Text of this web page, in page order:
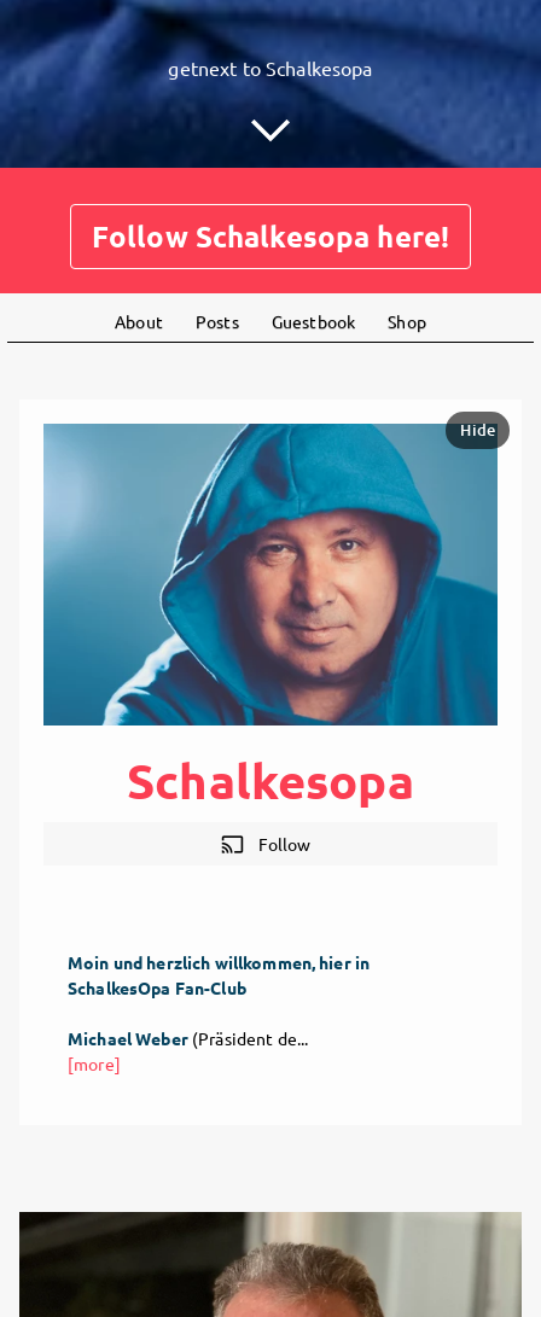
getnext to Schalkesopa
Follow Schalkesopa here!
About Posts Guestbook Shop
Schalkesopa
cast Follow
Moin und herzlich willkommen, hier in
SchalkesOpa Fan-Club
Michael Weber (Präsident de...
[more]
Hide